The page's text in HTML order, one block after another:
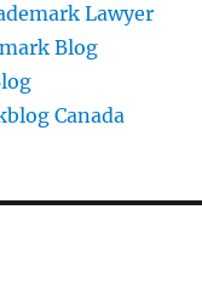
Lawyer
Blog
Canada